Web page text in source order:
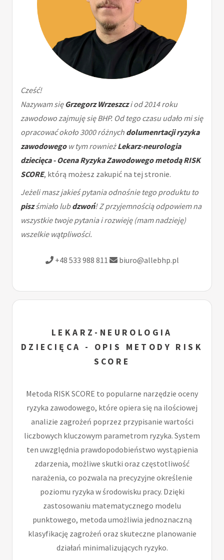
Cześć!
Nazywam sięGrzegorz Wrzeszczi od 2014 roku
zawodowo zajmuję się BHP. Od tego czasu udało mi się
opracować około 3000 różnych dolumenrtacji ryzyka
zawodowegow tym rownieżLekarz-neurologia
dziecięca - Ocena Ryzyka Zawodowego metodą RISK
SCORE, którą możesz zakupić na tej stronie.
Jeżeli masz jakieś pytania odnośnie tego produktu to
piszśmiało lubdzwoń! Z przyjemnością odpowiem na
wszystkie twoje pytania i rozwieję (mam nadzieję)
wszelkie wątpliwości.
+48 533 988 811 biuro@allebhp.pl
LEKARZ-NEUROLOGIA
DZIECIĘCA - OPIS METODY RISK
SCORE
Metoda RISK SCORE to popularne narzędzie oceny
ryzyka zawodowego, które opiera się na ilościowej
analizie zagrożeń poprzez przypisanie wartości
liczbowych kluczowym parametrom ryzyka. System
ten uwzględnia prawdopodobieństwo wystąpienia
zdarzenia, możliwe skutki oraz częstotliwość
narażenia, co pozwala na precyzyjne określenie
poziomu ryzyka w środowisku pracy. Dzięki
zastosowaniu matematycznego modelu
punktowego, metoda umożliwia jednoznaczną
klasyfikację zagrożeń oraz skuteczne planowanie
działań minimalizujących ryzyko.